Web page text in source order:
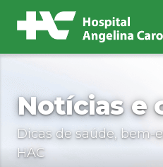
Buscar no site
Notícias e
Dicas de saúde, bem-
HAC